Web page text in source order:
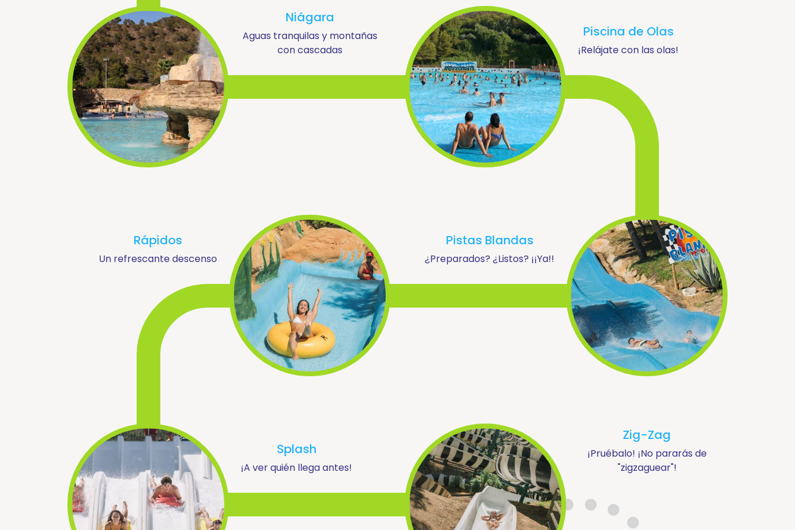
Niágara
Aguas tranquilas y montañas
con cascadas
Piscina de Olas
¡Relájate con las olas!
Pistas Blandas
¿Preparados? ¿Listos? ¡¡Ya!!
Rápidos
Un refrescante descenso
Splash
¡A ver quién llega antes!
Zig-Zag
¡Pruébalo! ¡No pararás de
"zigzaguear"!